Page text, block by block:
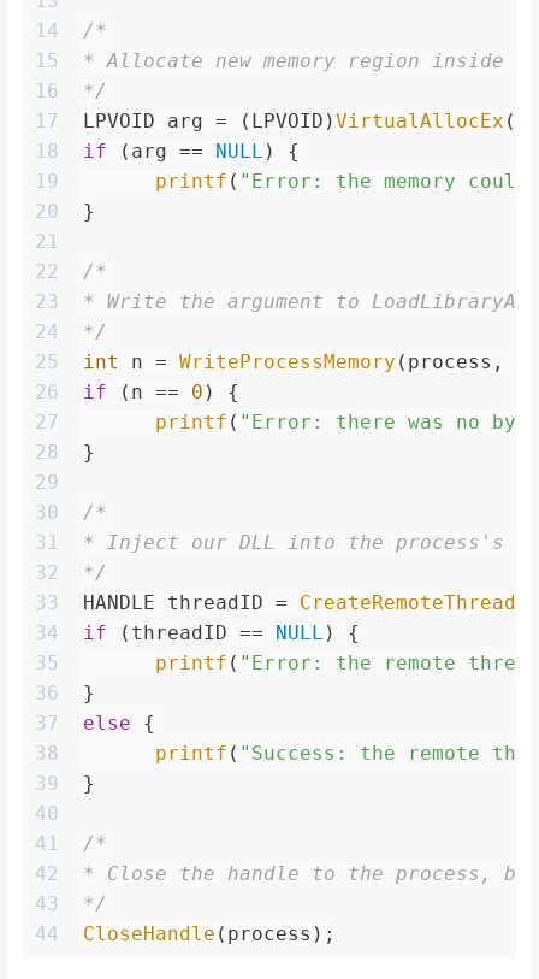
14
15
16
17
18
19
20
21
22
23
24
25
26
27
28
29
30
31
32
33
34
35
36
37
38
39
40
41
42
43
44
/*
* Allocate new memory region inside
*/
LPVOID arg = (LPVOID)VirtualAllocEx
if (arg == NULL ) {
printf ( "Error: the memory
}
/*
* Write the argument to LoadLibraryA
*/
int
n = WriteProcessMemory (process,
if (n == 0 ) {
printf ( "Error: there was no
}
/*
* Inject our DLL into the process's
*/
HANDLE threadID = CreateRemoteThread
if (threadID == NULL ) {
printf ( "Error: the remote
}
else {
printf ( "Success: the remote
}
/*
* Close the handle to the process,
*/
CloseHandle (process);